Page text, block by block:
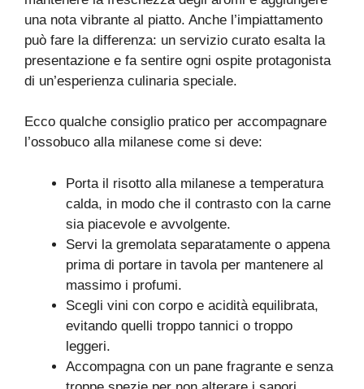
una nota vibrante al piatto. Anche l’impiattamento
può fare la differenza: un servizio curato esalta la
presentazione e fa sentire ogni ospite protagonista
di un’esperienza culinaria speciale.
Ecco qualche consiglio pratico per accompagnare
l’ossobuco alla milanese come si deve:
Porta il risotto alla milanese a temperatura
calda, in modo che il contrasto con la carne
sia piacevole e avvolgente.
Servi la gremolata separatamente o appena
prima di portare in tavola per mantenere al
massimo i profumi.
Scegli vini con corpo e acidità equilibrata,
evitando quelli troppo tannici o troppo
leggeri.
Accompagna con un pane fragrante e senza